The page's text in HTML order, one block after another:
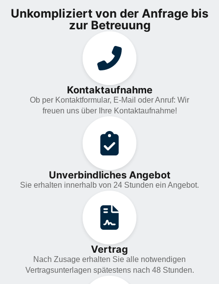
Unkompliziert von der Anfrage bis
zur Betreuung
Kontaktaufnahme
Ob per Kontaktformular, E-Mail oder Anruf: Wir
freuen uns über Ihre Kontaktaufnahme!
Unverbindliches Angebot
Sie erhalten innerhalb von 24 Stunden ein Angebot.
Vertrag
Nach Zusage erhalten Sie alle notwendigen
Vertragsunterlagen spätestens nach 48 Stunden.